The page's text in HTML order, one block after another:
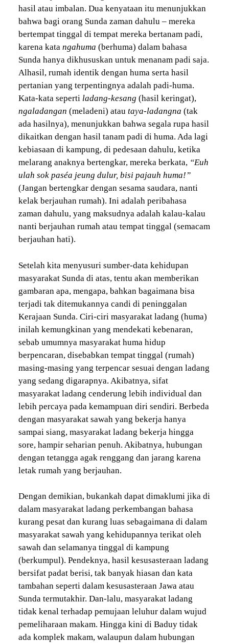
hasil atau imbalan. Dua kenyataan itu menunjukkan
bahwa bagi orang Sunda zaman dahulu – mereka
bertempat tinggal di tempat mereka bertanam padi,
karena kata ngahuma (berhuma) dalam bahasa
Sunda hanya dikhususkan untuk menanam padi saja.
Alhasil, rumah identik dengan huma serta hasil
pertanian yang terpentingnya adalah padi-huma.
Kata-kata seperti ladang-kesang (hasil keringat),
ngaladangan (meladeni) atau taya-ladangna (tak
ada hasilnya), menunjukkan bahwa segala rupa hasil
dikaitkan dengan hasil tanam padi di huma. Ada lagi
kebiasaan di kampung, di pedesaan dahulu, ketika
melarang anaknya bertengkar, mereka berkata, “Euh
ulah sok paséa jeung dulur, bisi pajauh huma!”
(Jangan bertengkar dengan sesama saudara, nanti
kelak berjauhan rumah). Ini adalah peribahasa
zaman dahulu, yang maksudnya adalah kalau-kalau
nanti berjauhan rumah atau tempat tinggal (semacam
berjauhan hati).
Setelah kita menyusuri sumber-data kehidupan
masyarakat Sunda di atas, tentu akan memberikan
gambaran apa, mengapa, bahkan bagaimana bisa
terjadi tak ditemukannya candi di peninggalan
Kerajaan Sunda. Ciri-ciri masyarakat ladang (huma)
inilah kemungkinan yang mendekati kebenaran,
sebab umumnya masyarakat huma hidup
berpencaran, disebabkan tempat tinggal (rumah)
masing-masing yang terpencar sesuai dengan ladang
yang sedang digarapnya. Akibatnya, sifat
masyarakat ladang cenderung lebih individual dan
lebih percaya pada kemampuan diri sendiri. Berbeda
dengan masyarakat sawah yang bekerja hanya
sampai siang, masyarakat ladang bekerja hingga
sore, hampir seharian penuh. Akibatnya, hubungan
dengan tetangga agak renggang dan jarang karena
letak rumah yang berjauhan.
Dengan demikian, bukankah dapat dimaklumi jika di
dalam masyarakat ladang perkembangan bahasa
kurang pesat dan kurang luas sebagaimana di dalam
masyarakat sawah yang kehidupannya terikat oleh
sawah dan selamanya tinggal di kampung
(berkumpul). Pendeknya, hasil kesusasteraan ladang
bersifat padat berisi, tak banyak hiasan dan kata
tambahan seperti dalam kesusasteraan Jawa atau
Sunda termutakhir. Dan-lalu, masyarakat ladang
tidak kenal terhadap pemujaan leluhur dalam wujud
pemeliharaan makam. Hingga kini di Baduy tidak
ada komplek makam, walaupun dalam hubungan